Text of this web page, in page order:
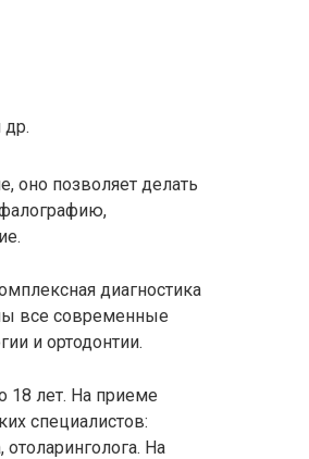
др.
оно позволяет делать
диагностика
все современные
и ортодонтии.
18 лет. На приеме
специалистов:
отоларинголога. На